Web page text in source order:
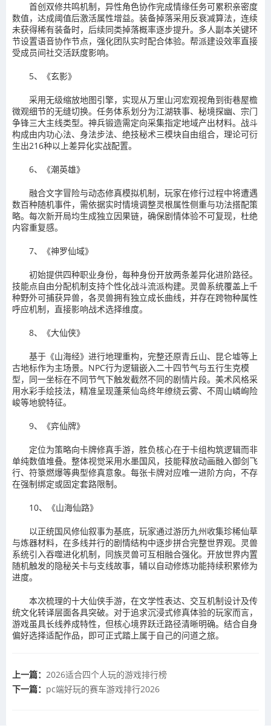
首创双修共鸣机制，异性角色协作完成情缘任务可累积亲密度
数值，达成阈值后激活属性增益。装备掉落采用反衰减算法，连续
未获得稀有装备时，后续同类掉落概率逐步提升。多人副本关键环
节设置语音协作节点，强化团队实时配合体验。帮派建设效率直接
受成员间社交活跃度影响。
5、《玄影》
采用无级缩放地图引擎，实现从万里山河宏观视角到街巷屋檐
微观细节的无缝切换。任务体系划分为江湖轶事、秘境探幽、宗门
争锋三大主线类型。神兵锻造需定向采集指定地域产出材料。战斗
构成由内功心法、身法步法、绝技秘术三模块自由组合，理论可衍
生出216种以上差异化实战配置。
6、《潮英雄》
融合文字冒险与动态修真模拟机制，玩家在修行过程中将遭遇
数百种随机事件，需依据实时情境调整灵根属性侧重与功法搭配策
略。每次新开局均生成独立因果链，确保剧情体验不可复现，杜绝
内容重复感。
7、《神罗仙域》
初始提供四种职业身份，每种身份开放两条差异化进阶路径。
技能点自由分配机制支持个性化战斗流派构建。灵兽系统覆盖上千
种野外可捕获异兽，各灵兽拥有独立成长曲线，并存在跨物种属性
呼应机制，直接影响战术选择维度。
8、《大仙侠》
基于《山海经》进行地理重构，完整还原青丘山、昆仑墟等上
古地标作为主场景。NPC行为逻辑嵌入二十四节气与五行生克模
型，同一坐标在不同节气下触发截然不同的剧情片段。美术风格采
用水彩手绘技法，精准呈现蓬莱仙岛终年缭绕云雾、不周山嶙峋险
峻等地貌特征。
9、《弈仙牌》
定位为策略向卡牌修真手游，胜负核心在于卡组构筑逻辑而非
单纯数值堆叠。整体视觉采用水墨国风，技能释放动画融入御剑飞
行、符箓燃爆等典型修真意象。每张卡牌对应唯一进阶方向，不存
在强制绑定或固定套路限制。
10、《山海仙路》
以正统国风修仙叙事为基底，玩家通过游历九州收集珍稀仙草
与炼器材料，在多线并行的剧情结构中逐步拼合完整世界观。灵兽
系统引入吞噬进化机制，同族灵兽可互相融合强化。开放世界内置
随机触发的隐秘关卡与支线故事，辅以自动修炼功能持续积累修为
进度。
本次梳理的十大仙侠手游，在文学性表达、交互机制设计及传
统文化转译层面各具突破。对于追求沉浸式修真体验的玩家而言，
游戏虽具长线养成特性，但核心境界跃迁路径清晰明确。结合自身
偏好选择适配作品，即可正式踏上属于自己的问道之旅。
上一篇： 2026适合四个人玩的游戏排行榜
下一篇： pc端好玩的赛车游戏排行2026